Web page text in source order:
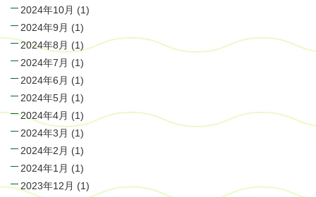
2024年10月 (1)
2024年9月 (1)
2024年8月 (1)
2024年7月 (1)
2024年6月 (1)
2024年5月 (1)
2024年4月 (1)
2024年3月 (1)
2024年2月 (1)
2024年1月 (1)
2023年12月 (1)